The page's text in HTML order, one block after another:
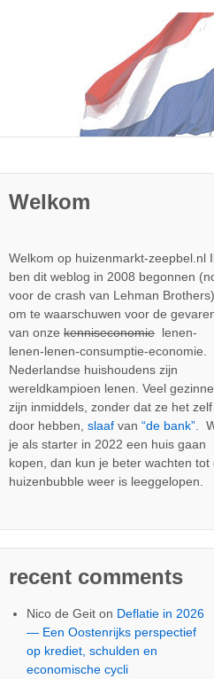
Welkom
Welkom op huizenmarkt-zeepbel.nl
ben dit weblog in 2008 begonnen
voor de crash van Lehman Brothers)
om te waarschuwen voor de
van onzekenniseconomie lenen-
lenen-lenen-consumptie-economie.
Nederlandse huishoudens zijn
wereldkampioen lenen. Veel
zijn inmiddels, zonder dat ze het zelf
door hebben,slaaf van“de bank”.
je als starter in 2022 een huis gaan
kopen, dan kun je beter wachten tot
huizenbubble weer is leeggelopen.
recent comments
Nico de Geit on Deflatie in 2026
— Een Oostenrijks perspectief
op krediet, schulden en
economische cycli